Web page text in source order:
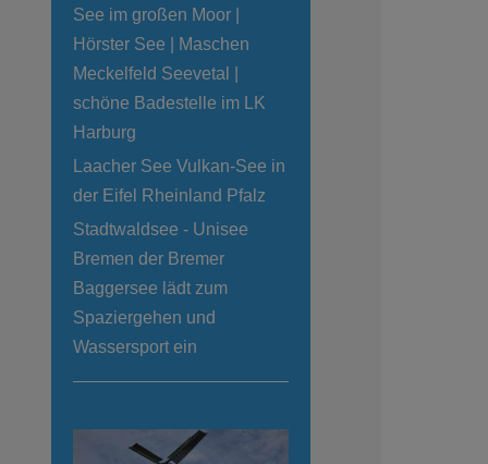
See im großen Moor |
Hörster See | Maschen
Meckelfeld Seevetal |
schöne Badestelle im LK
Harburg
Laacher See Vulkan-See in
der Eifel Rheinland Pfalz
Stadtwaldsee - Unisee
Bremen der Bremer
Baggersee lädt zum
Spaziergehen und
Wassersport ein